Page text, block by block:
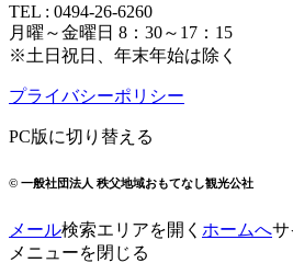
TEL : 0494-26-6260
月曜～金曜日 8：30～17：15
※土日祝日、年末年始は除く
プライバシーポリシー
PC版に切り替える
© 一般社団法人 秩父地域おもてなし観光公社
メール検索エリアを開く ホームへサ
メニューを閉じる